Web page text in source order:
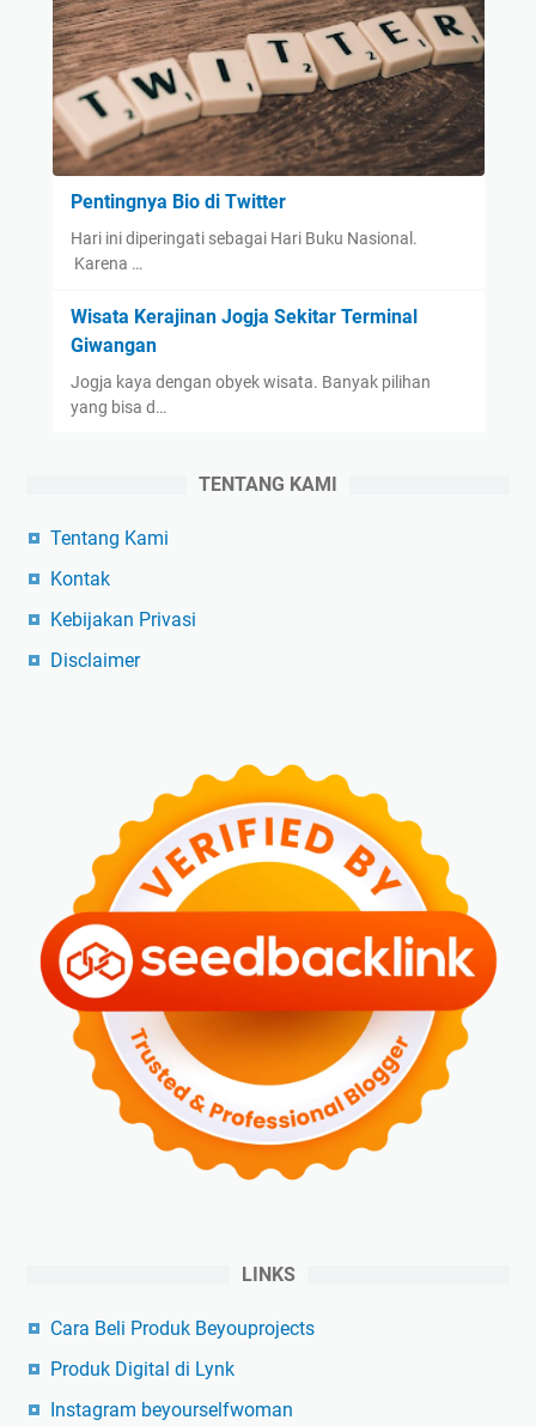
Pentingnya Bio di Twitter
Hari ini diperingati sebagai Hari Buku Nasional.
Karena …
Wisata Kerajinan Jogja Sekitar Terminal
Giwangan
Jogja kaya dengan obyek wisata. Banyak pilihan
yang bisa d…
TENTANG KAMI
Tentang Kami
Kontak
Kebijakan Privasi
Disclaimer
LINKS
Cara Beli Produk Beyouprojects
Produk Digital di Lynk
Instagram beyourselfwoman